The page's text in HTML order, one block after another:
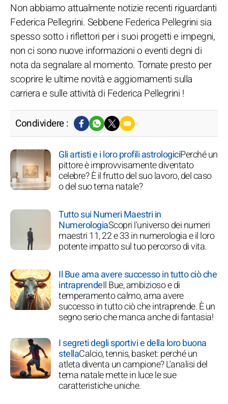
Non abbiamo attualmente notizie recenti riguardanti
Federica Pellegrini. Sebbene Federica Pellegrini sia
spesso sotto i riflettori per i suoi progetti e impegni,
non ci sono nuove informazioni o eventi degni di
nota da segnalare al momento. Tornate presto per
scoprire le ultime novità e aggiornamenti sulla
carriera e sulle attività di Federica Pellegrini !
Condividere :
Gli artisti e i loro profili astrologiciPerché un
pittore è improvvisamente diventato
celebre? È il frutto del suo lavoro, del caso
o del suo tema natale?
Tutto sui Numeri Maestri in
NumerologiaScopri l'universo dei numeri
maestri 11, 22 e 33 in numerologia e il loro
potente impatto sul tuo percorso di vita.
Il Bue ama avere successo in tutto ciò che
intraprendeIl Bue, ambizioso e di
temperamento calmo, ama avere
successo in tutto ciò che intraprende. È un
segno serio che manca anche di fantasia!
I segreti degli sportivi e della loro buona
stellaCalcio, tennis, basket: perché un
atleta diventa un campione? L'analisi del
tema natale mette in luce le sue
caratteristiche uniche.